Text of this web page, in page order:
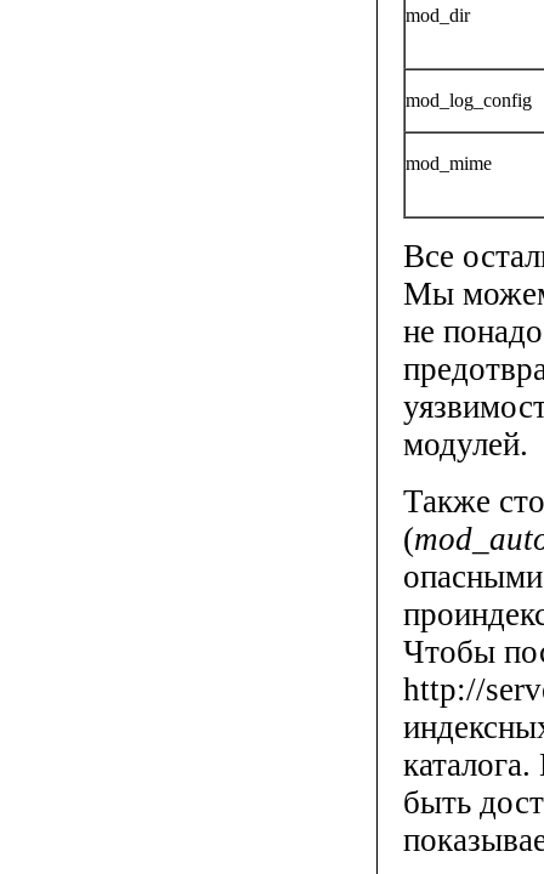
mod_dir
mod_log_config
mod_mime
Все
Мы можем
не
модулей.
Также
(mod _
Чтобы
http://
быть